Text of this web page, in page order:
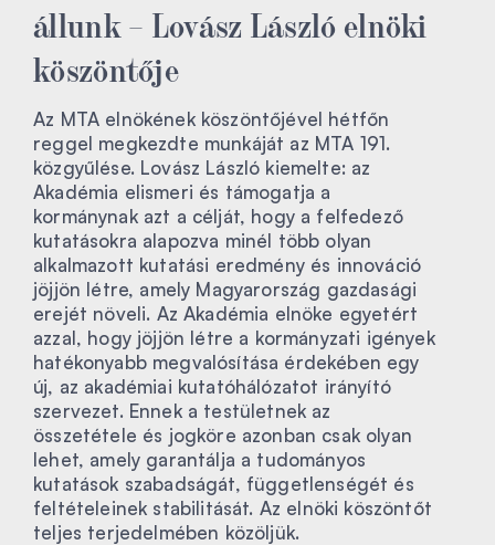
állunk – Lovász László elnöki
köszöntője
Az MTA elnökének köszöntőjével hétfőn
reggel megkezdte munkáját az MTA 191.
közgyűlése. Lovász László kiemelte: az
Akadémia elismeri és támogatja a
kormánynak azt a célját, hogy a felfedező
kutatásokra alapozva minél több olyan
alkalmazott kutatási eredmény és innováció
jöjjön létre, amely Magyarország gazdasági
erejét növeli. Az Akadémia elnöke egyetért
azzal, hogy jöjjön létre a kormányzati igények
hatékonyabb megvalósítása érdekében egy
új, az akadémiai kutatóhálózatot irányító
szervezet. Ennek a testületnek az
összetétele és jogköre azonban csak olyan
lehet, amely garantálja a tudományos
kutatások szabadságát, függetlenségét és
feltételeinek stabilitását. Az elnöki köszöntőt
teljes terjedelmében közöljük.